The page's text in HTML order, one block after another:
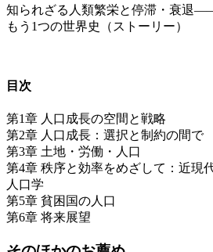
知られざる人類繁栄と停滞・衰退
もう1つの世界史（ストーリー）
目次
第1章 人口成長の空間と戦略
第2章 人口成長：選択と制約の間で
第3章 土地・労働・人口
第4章 秩序と効率をめざして：近現
人口学
第5章 貧困国の人口
第6章 将来展望